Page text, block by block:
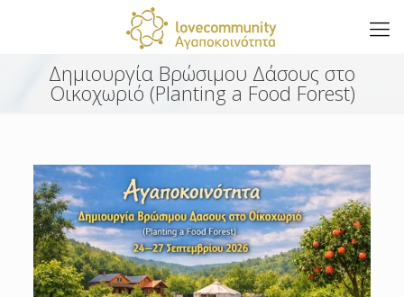
Δημιουργία Βρώσιμου Δάσους στο
Οικοχωριό (Planting a Food Forest)